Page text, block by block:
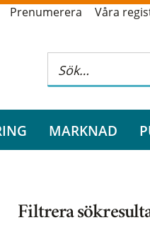
Prenumerera Våra
MARKNAD
Filtrera